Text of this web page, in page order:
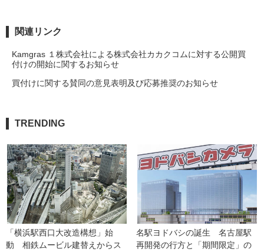
関連リンク
Kamgras １株式会社による株式会社カカクコムに対する公開買
付けの開始に関するお知らせ
買付けに関する賛同の意見表明及び応募推奨のお知らせ
TRENDING
「横浜駅西口大改造構想」始
動　相鉄ムービル建替えからス
名駅ヨドバシの誕生　名古屋駅
再開発の行方と「期間限定」の